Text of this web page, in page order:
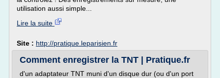
utilisation aussi simple...
Lire la suite
Site : http://pratique.leparisien.fr
Comment enregistrer la TNT | Pratique.fr
d'un adaptateur TNT muni d'un disque dur (ou d'un port